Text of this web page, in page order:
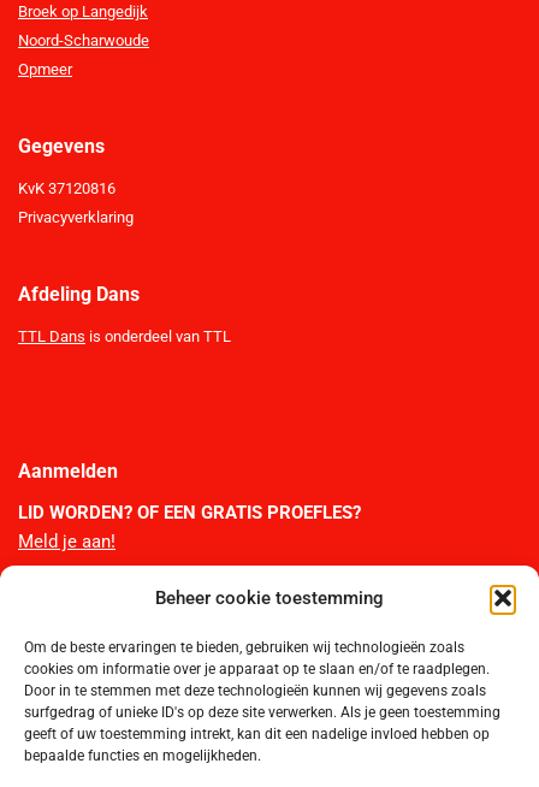
Beheer cookie toestemming
Om de beste ervaringen te bieden, gebruiken wij technologieën zoals
cookies om informatie over je apparaat op te slaan en/of te raadplegen.
Door in te stemmen met deze technologieën kunnen wij gegevens zoals
surfgedrag of unieke ID's op deze site verwerken. Als je geen toestemming
geeft of uw toestemming intrekt, kan dit een nadelige invloed hebben op
bepaalde functies en mogelijkheden.
Broek op Langedijk
Noord-Scharwoude
Opmeer
Gegevens
KvK 37120816
Privacyverklaring
Afdeling Dans
TTL Dans is onderdeel van TTL
Aanmelden
LID WORDEN? OF EEN GRATIS PROEFLES?
Meld je aan!
Bestel hier de officiële artikelen van TTL. Je bestelling wordt thuis per
post bezorgd.
WEBSHOP >